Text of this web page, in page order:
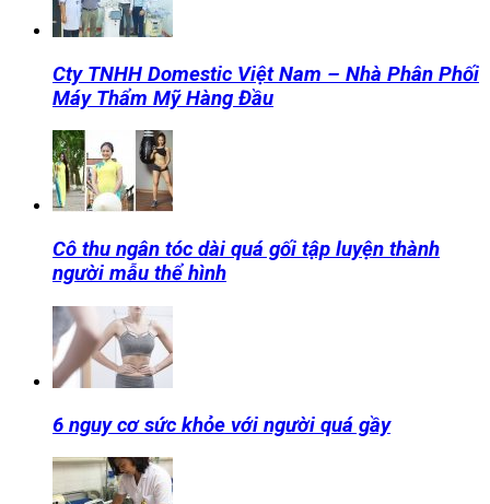
Cty TNHH Domestic Việt Nam – Nhà Phân Phối
Máy Thẩm Mỹ Hàng Đầu
Cô thu ngân tóc dài quá gối tập luyện thành
người mẫu thể hình
6 nguy cơ sức khỏe với người quá gầy